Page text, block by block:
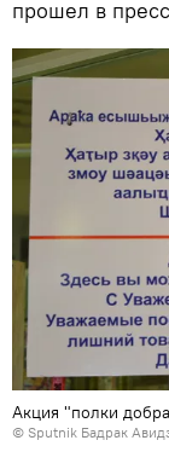
прошел в
Акция "полки
© Sputnik Бадрак